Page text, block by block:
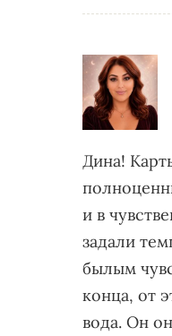
Дина!
и в
задали
былым
конца, от
вода. Он